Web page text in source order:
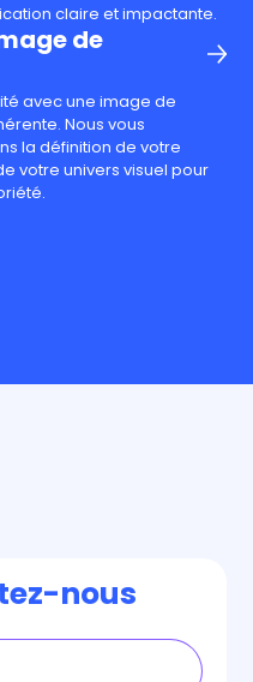
claire et impactante.
de
avec une image de
Nous vous
la définition de votre
votre univers visuel pour
nous